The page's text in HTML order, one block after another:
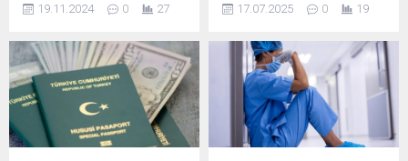
Emeklilikte karşılaşılan
eksiklikleri ve bu durumun
toplumsal etkileri hakkında
bilgi edinin.
19.11.2024 0 27
düzenlendi.
17.07.2025 0 19